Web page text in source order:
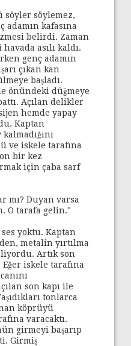
söyler söylemez,
adamın kafasına
belirdi. Zaman
havada asılı kaldı.
genç adamın
çıkan kan
başladı.
önündeki düğmeye
Açılan delikler
hemde yapay
Kaptan
ve iskele tarafına
bir kez
için çaba sarf
mı? Duyan varsa
O tarafa gelin."
yoktu. Kaptan
metalin yırtılma
Artık son
iskele tarafına
son kapı ile
tonlarca
köprüyü
varacaktı.
girmeyi başarıp
Girmiş